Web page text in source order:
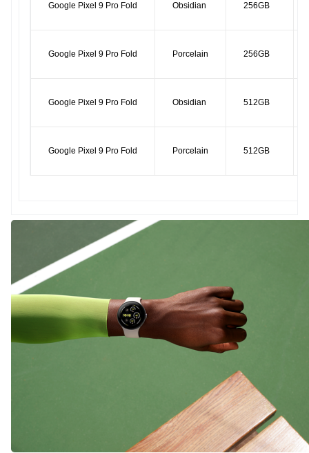
Google Pixel 9 Pro Fold Obsidian 256GB
Google Pixel 9 Pro Fold Porcelain 256GB
Google Pixel 9 Pro Fold Obsidian 512GB
Google Pixel 9 Pro Fold Porcelain 512GB